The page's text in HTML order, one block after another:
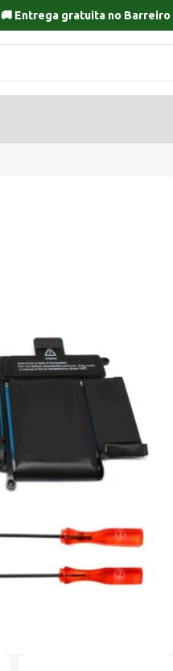
🚚 Entrega gratuita no Barreiro